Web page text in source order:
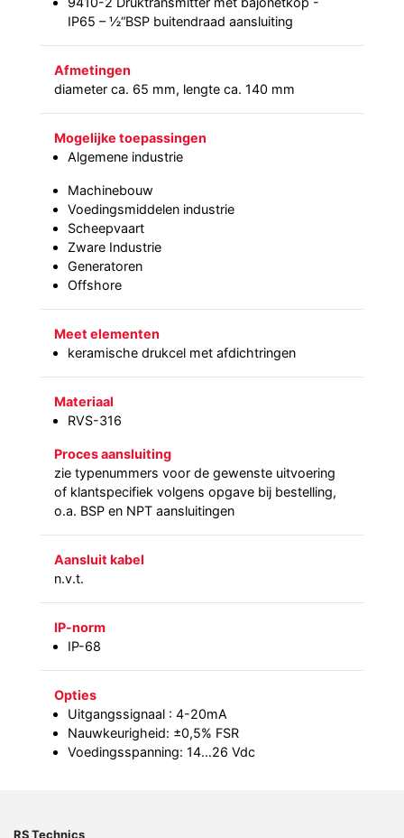
IP65 – ½“BSP buitendraad aansluiting
Afmetingen
diameter ca. 65 mm, lengte ca. 140 mm
Mogelijke toepassingen
Algemene industrie
Machinebouw
Voedingsmiddelen industrie
Scheepvaart
Zware Industrie
Generatoren
Offshore
Meet elementen
keramische drukcel met afdichtringen
Materiaal
RVS-316
Proces aansluiting
zie typenummers voor de gewenste uitvoering
of klantspecifiek volgens opgave bij bestelling,
o.a. BSP en NPT aansluitingen
Aansluit kabel
n.v.t.
IP-norm
IP-68
Opties
Uitgangssignaal : 4-20mA
Nauwkeurigheid: ±0,5% FSR
Voedingsspanning: 14…26 Vdc
RS Technics